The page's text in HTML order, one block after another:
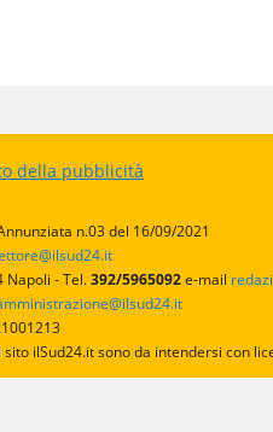
della pubblicità
n.03 del 16/09/2021
Napoli - Tel.392/5965092e-mail
ilSud24.it sono da intendersi con